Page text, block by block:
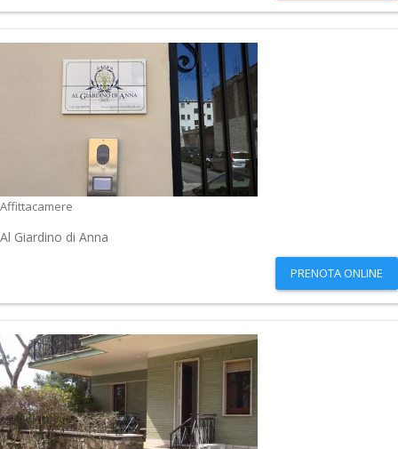
Affittacamere
Al Giardino di Anna
PRENOTA ONLINE